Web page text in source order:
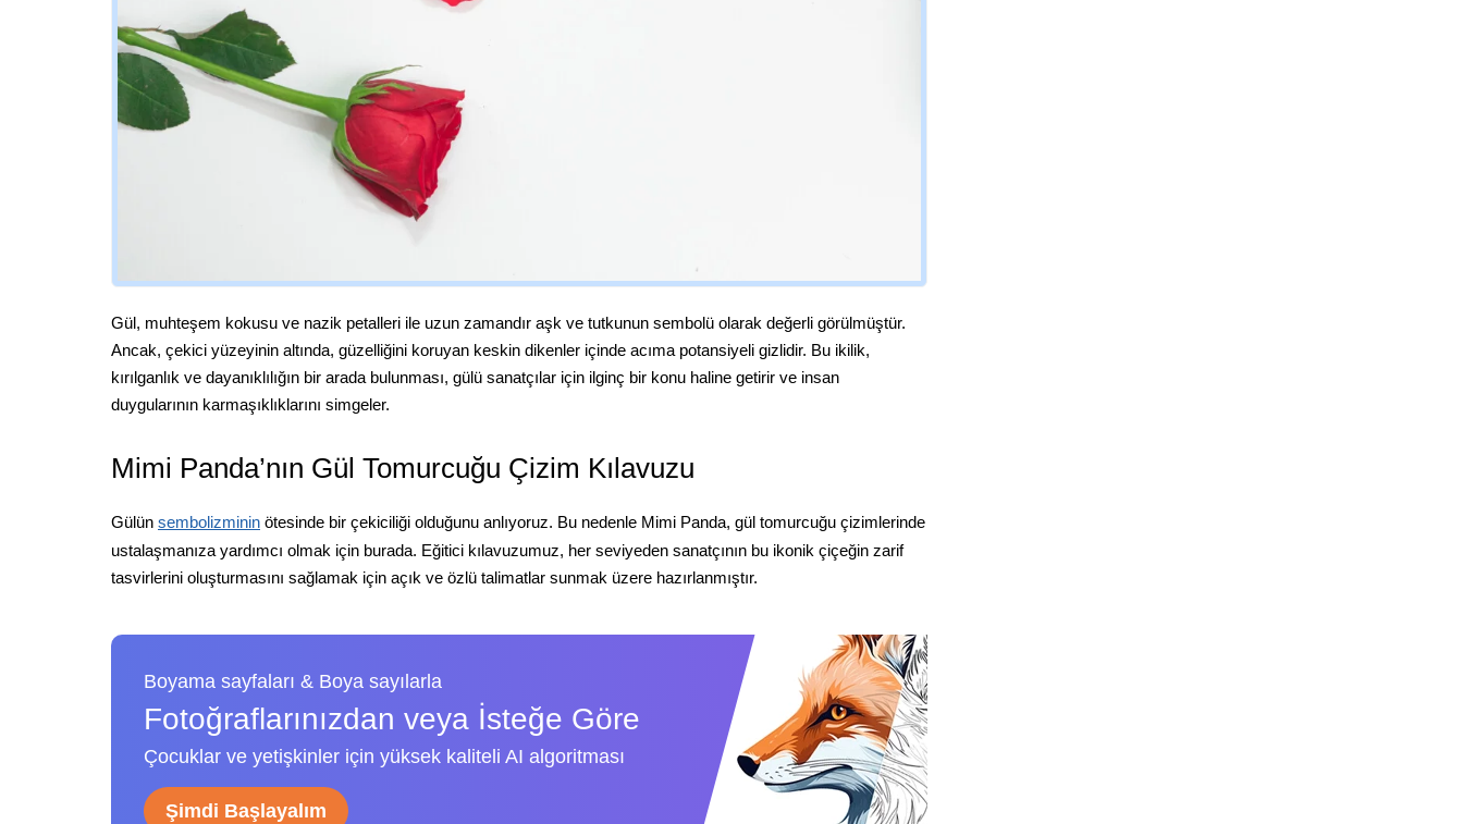
Gül, muhteşem kokusu ve nazik petalleri ile uzun zamandır aşk ve tutkunun sembolü olarak değerli görülmüştür.
Ancak, çekici yüzeyinin altında, güzelliğini koruyan keskin dikenler içinde acıma potansiyeli gizlidir. Bu ikilik,
kırılganlık ve dayanıklılığın bir arada bulunması, gülü sanatçılar için ilginç bir konu haline getirir ve insan
duygularının karmaşıklıklarını simgeler.
Mimi Panda’nın Gül Tomurcuğu Çizim Kılavuzu
Gülün sembolizminin ötesinde bir çekiciliği olduğunu anlıyoruz. Bu nedenle Mimi Panda, gül tomurcuğu çizimlerinde
ustalaşmanıza yardımcı olmak için burada. Eğitici kılavuzumuz, her seviyeden sanatçının bu ikonik çiçeğin zarif
tasvirlerini oluşturmasını sağlamak için açık ve özlü talimatlar sunmak üzere hazırlanmıştır.
Boyama sayfaları & Boya sayılarla
Fotoğraflarınızdan veya İsteğe Göre
Çocuklar ve yetişkinler için yüksek kaliteli AI algoritması
Şimdi Başlayalım